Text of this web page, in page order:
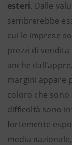
esteri. Dalle
sembrerebbe
cui le imprese
prezzi di
anche
margini appare
coloro che sono
difficoltà sono
fortemente
media